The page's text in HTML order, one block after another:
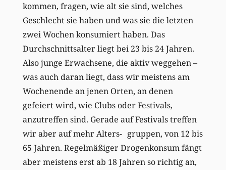
kommen, fragen, wie alt sie sind, welches
Geschlecht sie haben und was sie die letzten
zwei Wochen konsumiert haben. Das
Durchschnittsalter liegt bei 23 bis 24 Jahren.
Also junge Erwachsene, die aktiv weggehen –
was auch daran liegt, dass wir meistens am
Wochenende an jenen Orten, an denen
gefeiert wird, wie Clubs oder Festivals,
anzutreffen sind. Gerade auf Festivals treffen
wir aber auf mehr Alters- gruppen, von 12 bis
65 Jahren. Regelmäßiger Drogenkonsum fängt
aber meistens erst ab 18 Jahren so richtig an,